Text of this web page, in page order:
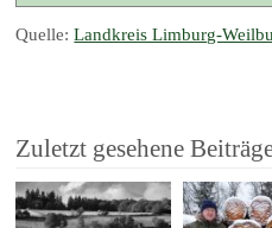
Quelle:Landkreis Limburg-
Zuletzt gesehene